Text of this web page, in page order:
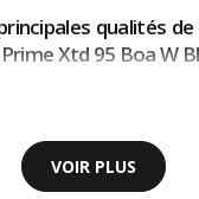
qualités
Xtd 95 Boa W
VOIR PLUS